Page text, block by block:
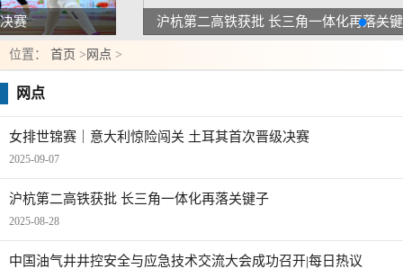
女排世锦赛｜意大利惊险闯关 土耳其首次晋级决赛
位置： 首页 > 网点 >
网点
女排世锦赛｜意大利惊险闯关 土耳其首次晋级决赛
2025-09-07
沪杭第二高铁获批 长三角一体化再落关键子
2025-08-28
中国油气井井控安全与应急技术交流大会成功召开|每日热议